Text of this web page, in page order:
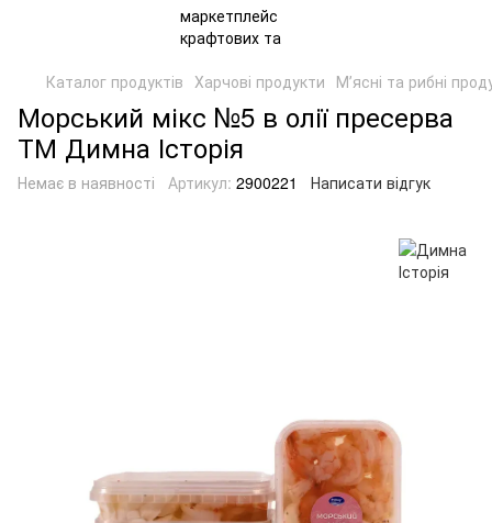
Каталог продуктів Харчові продукти Мʼясні та рибні
Морський мікс №5 в олії пресерва
ТМ Димна Історія
Немає в наявності Артикул: 2900221 Написати відгук